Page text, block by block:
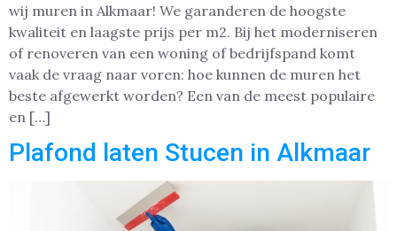
wij muren in Alkmaar! We garanderen de hoogste
kwaliteit en laagste prijs per m2. Bij het moderniseren
of renoveren van een woning of bedrijfspand komt
vaak de vraag naar voren: hoe kunnen de muren het
beste afgewerkt worden? Een van de meest populaire
en […]
Plafond laten Stucen in Alkmaar